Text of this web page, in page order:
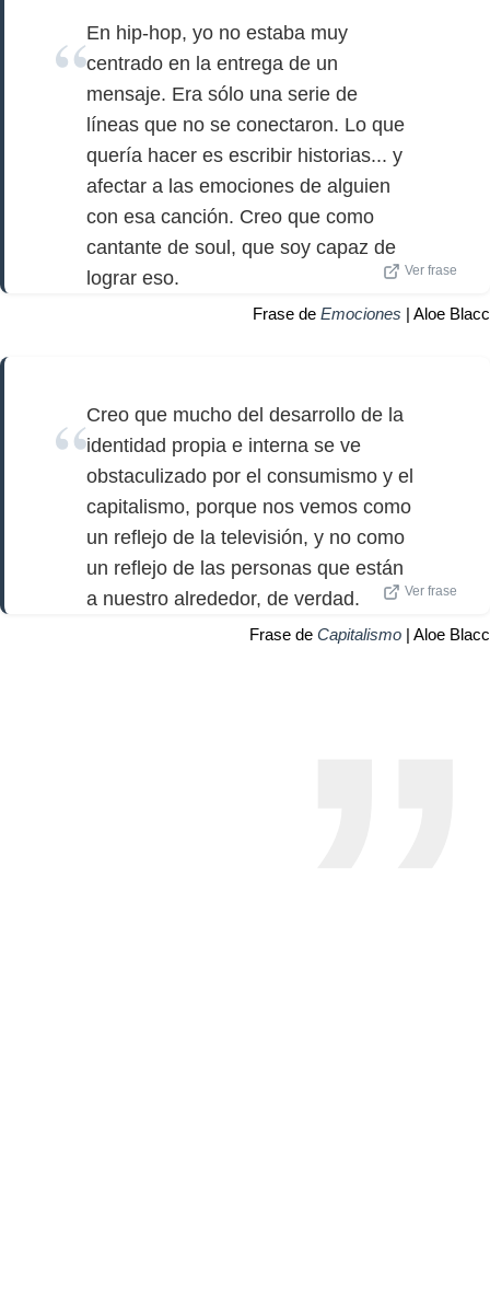
En hip-hop, yo no estaba muy
centrado en la entrega de un
mensaje. Era sólo una serie de
líneas que no se conectaron. Lo que
quería hacer es escribir historias... y
afectar a las emociones de alguien
con esa canción. Creo que como
cantante de soul, que soy capaz de
lograr eso.
Ver frase
Frase de Emociones | Aloe Blacc
Creo que mucho del desarrollo de la
identidad propia e interna se ve
obstaculizado por el consumismo y el
capitalismo, porque nos vemos como
un reflejo de la televisión, y no como
un reflejo de las personas que están
a nuestro alrededor, de verdad.
Ver frase
Frase de Capitalismo | Aloe Blacc